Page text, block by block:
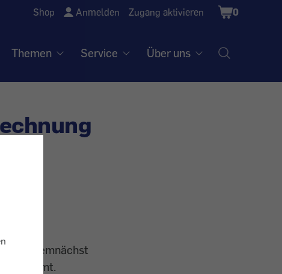
Shop Anmelden Zugang aktivieren
Shopping
Cart
0
Themen Service Über uns
demnächst
ankommt.